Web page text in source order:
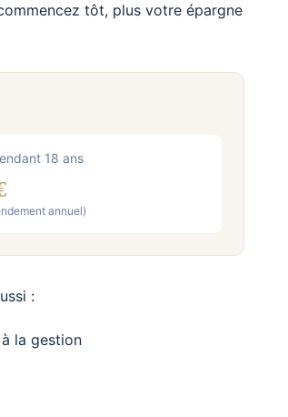
tôt, plus votre épargne
18 ans
annuel)
:
la gestion